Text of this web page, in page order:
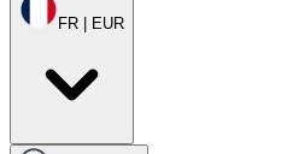
FR | EUR